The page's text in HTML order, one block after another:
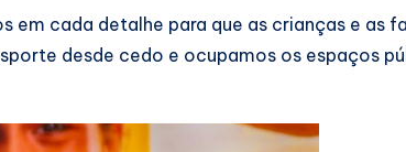
em cada detalhe para que as crianças e as
desde cedo e ocupamos os espaços